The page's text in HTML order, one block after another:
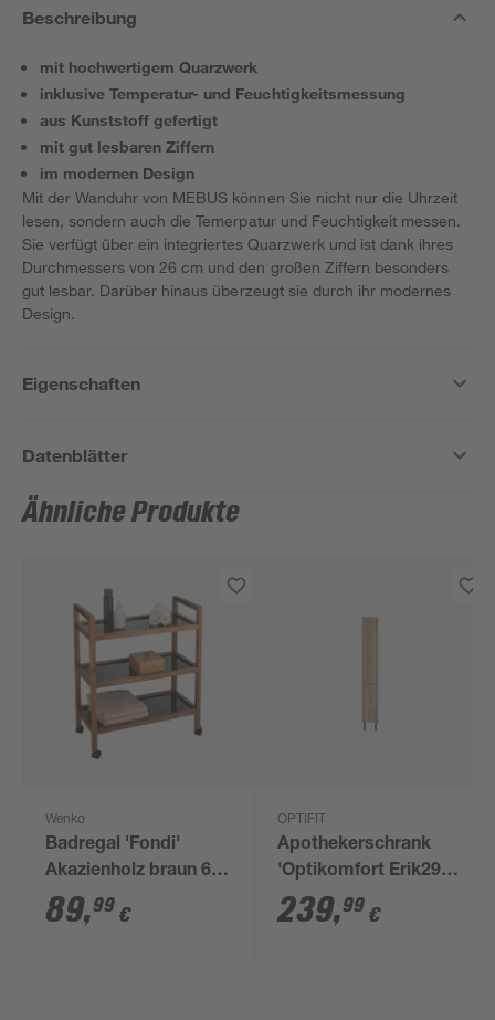
Beschreibung
mit hochwertigem Quarzwerk
inklusive Temperatur- und Feuchtigkeitsmessung
aus Kunststoff gefertigt
mit gut lesbaren Ziffern
im modernen Design
Mit der Wanduhr von MEBUS können Sie nicht nur die Uhrzeit
lesen, sondern auch die Temerpatur und Feuchtigkeit messen.
Sie verfügt über ein integriertes Quarzwerk und ist dank ihres
Durchmessers von 26 cm und den großen Ziffern besonders
gut lesbar. Darüber hinaus überzeugt sie durch ihr modernes
Design.
Eigenschaften
Datenblätter
Ähnliche Produkte
Wenko
Badregal 'Fondi'
Akazienholz braun 65
x 76,5 x 31 cm
89,99 €
OPTIFIT
Apothekerschrank
'Optikomfort Erik290'
eichefarben 30 x 211,8
x 58,4 cm
239,99 €